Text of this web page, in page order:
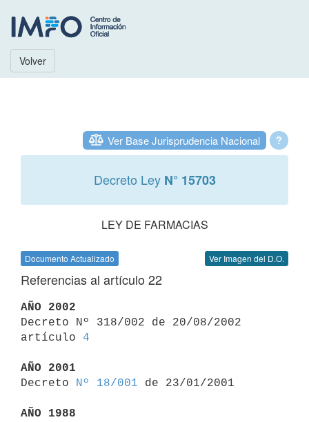
Volver
?
Ver Base Jurisprudencia Nacional
Decreto Ley N° 15703
LEY DE FARMACIAS
Documento Actualizado Ver Imagen del D.O.
Referencias al artículo 22
AÑO 2002
Decreto Nº 318/002 de 20/08/2002
artículo 4
AÑO 2001
Decreto
Nº 18/001 de 23/01/2001
AÑO 1988